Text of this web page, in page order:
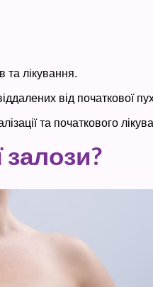
та лікування.
від початкової
та початкового
залози?